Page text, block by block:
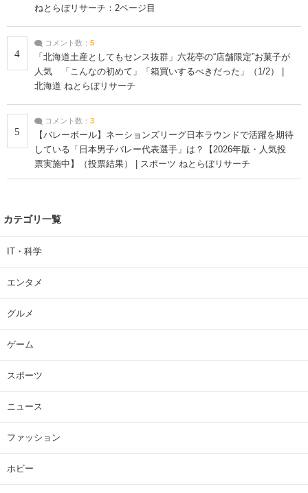
ねとらぼリサーチ：2ページ目
4
コメント数： 5
「北海道土産としてもセンス抜群」六花亭の“店舗限定”お菓子が
人気 「こんなの初めて」「箱買いするべきだった」（1/2） |
北海道 ねとらぼリサーチ
5
コメント数： 3
【バレーボール】ネーションズリーグ日本ラウンドで活躍を期待
している「日本男子バレー代表選手」は？【2026年版・人気投
票実施中】（投票結果） | スポーツ ねとらぼリサーチ
カテゴリ一覧
IT・科学
エンタメ
グルメ
ゲーム
スポーツ
ニュース
ファッション
ホビー